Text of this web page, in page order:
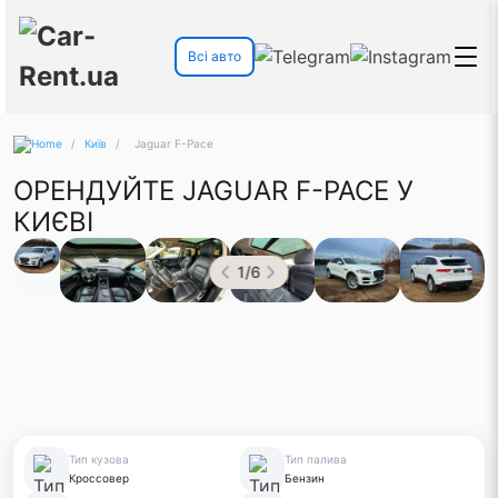
Всі авто
/ Київ / Jaguar F-Pace
ОРЕНДУЙТЕ JAGUAR F-PACE У
КИЄВІ
1/6
Тип кузова
Кроссовер
Тип палива
Бензин